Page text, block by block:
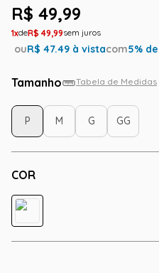
R$ 49,99
1 R$ 49,99
ouR$ 47.49 à vistacom5%
Tamanho Tabela de Medidas
COR
P M G GG